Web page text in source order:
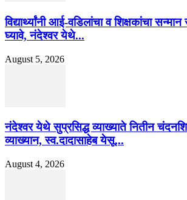
विद्यार्थ्यांनी आई-वडिलांचा व शिक्षकांचा
घ्यावे, नंदेश्वर येथे...
August 5, 2026
नंदेश्वर येथे सुप्रसिद्ध व्याख्याते नितीन
व्याख्यान, स्व.दादासाहेब येसू...
August 4, 2026